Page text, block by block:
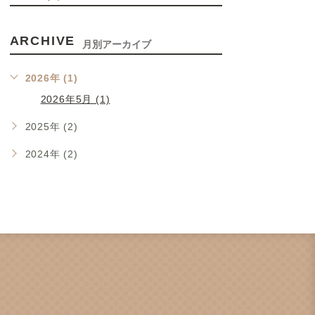
ARCHIVE 月別アーカイブ
2026年 (1)
2026年5月 (1)
2025年 (2)
2024年 (2)